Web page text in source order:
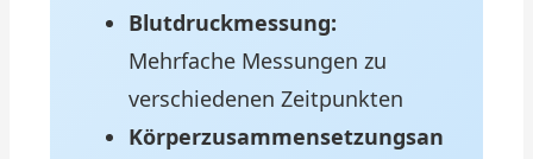
Blutdruckmessung:
Mehrfache Messungen zu
verschiedenen Zeitpunkten
Körperzusammensetzungsan